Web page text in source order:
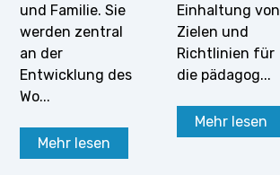
und Familie. Sie
werden zentral
an der
Entwicklung des
Wo...
Mehr lesen
Einhaltung von
Zielen und
Richtlinien für
die pädagog...
Mehr lesen